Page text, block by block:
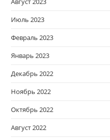
Июль 2023
Февраль 2023
Январь 2023
Декабрь 2022
Ноябрь 2022
Октябрь 2022
Август 2022